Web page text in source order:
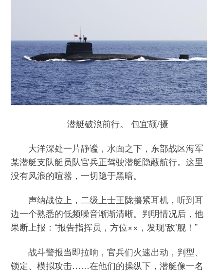
潜艇破浪前行。 包宜颉/摄
大洋深处一片静谧，水面之下，东部战区海军
某潜艇支队艇员队官兵正驾驶潜艇隐蔽航行。这里
没有风浪的喧嚣，一切隐于黑暗。
声纳战位上，二级上士王陇攥紧耳机，听到耳
边一个熟悉的低频噪音渐渐清晰。判明情况后，他
果断上报：“报告指挥员，方位××，发现‘敌’舰！”
战斗警报当即拉响，官兵们火速出动，判型、
锁定、模拟攻击……在他们的操纵下，潜艇像一名